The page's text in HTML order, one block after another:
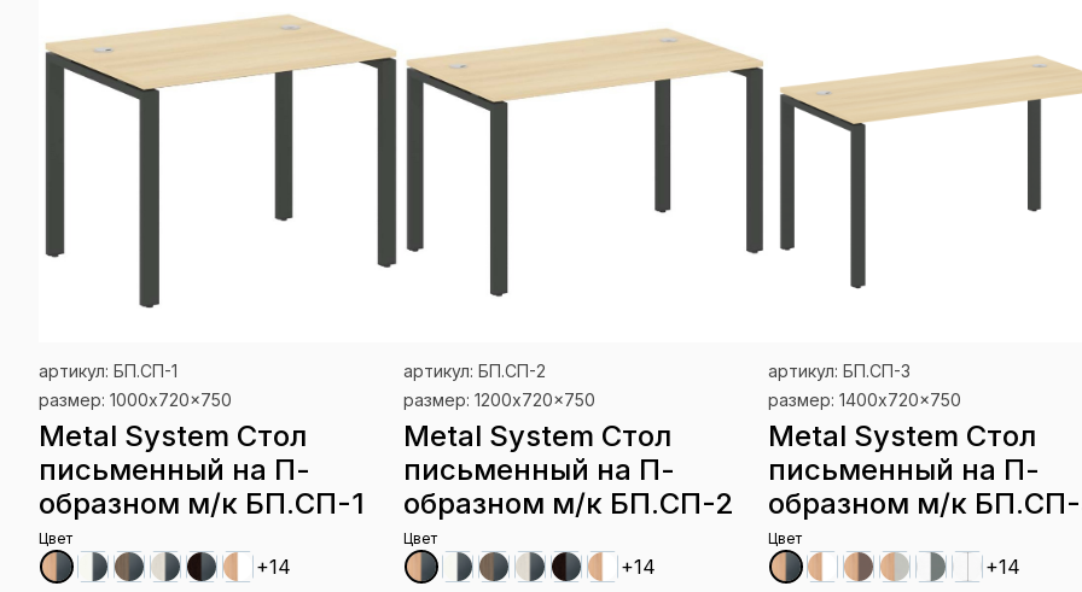
артикул: БП.СП-1
размер: 1000x720x750
Metal System Стол
письменный на П-
образном м/к БП.СП-1
Цвет
+14
артикул: БП.СП-2
размер: 1200x720x750
Metal System Стол
письменный на П-
образном м/к БП.СП-2
Цвет
+14
артикул: БП.СП-3
размер: 1400x720x750
Metal System Стол
письменный на П-
образном м/к
Цвет
+14